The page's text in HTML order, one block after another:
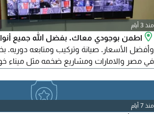
منذ 3 أيام
اطمن بوجودي معاك. بفضل الله جميع
في مصر والامارات ومشاريع ضخمه مثل ميناء
بلاش تترد وتواصل معنا وأعرف العروض
منذ 7 أيام